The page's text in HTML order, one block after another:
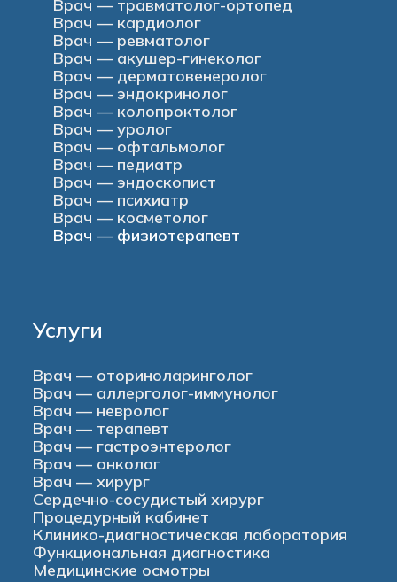
Врач — травматолог-ортопед
Врач — кардиолог
Врач — ревматолог
Врач — акушер-гинеколог
Врач — дерматовенеролог
Врач — эндокринолог
Врач — колопроктолог
Врач — уролог
Врач — офтальмолог
Врач — педиатр
Врач — эндоскопист
Врач — психиатр
Врач — косметолог
Врач — физиотерапевт
Услуги
Врач — оториноларинголог
Врач — аллерголог-иммунолог
Врач — невролог
Врач — терапевт
Врач — гастроэнтеролог
Врач — онколог
Врач — хирург
Сердечно-сосудистый хирург
Процедурный кабинет
Клинико-диагностическая лаборатория
Функциональная диагностика
Медицинские осмотры